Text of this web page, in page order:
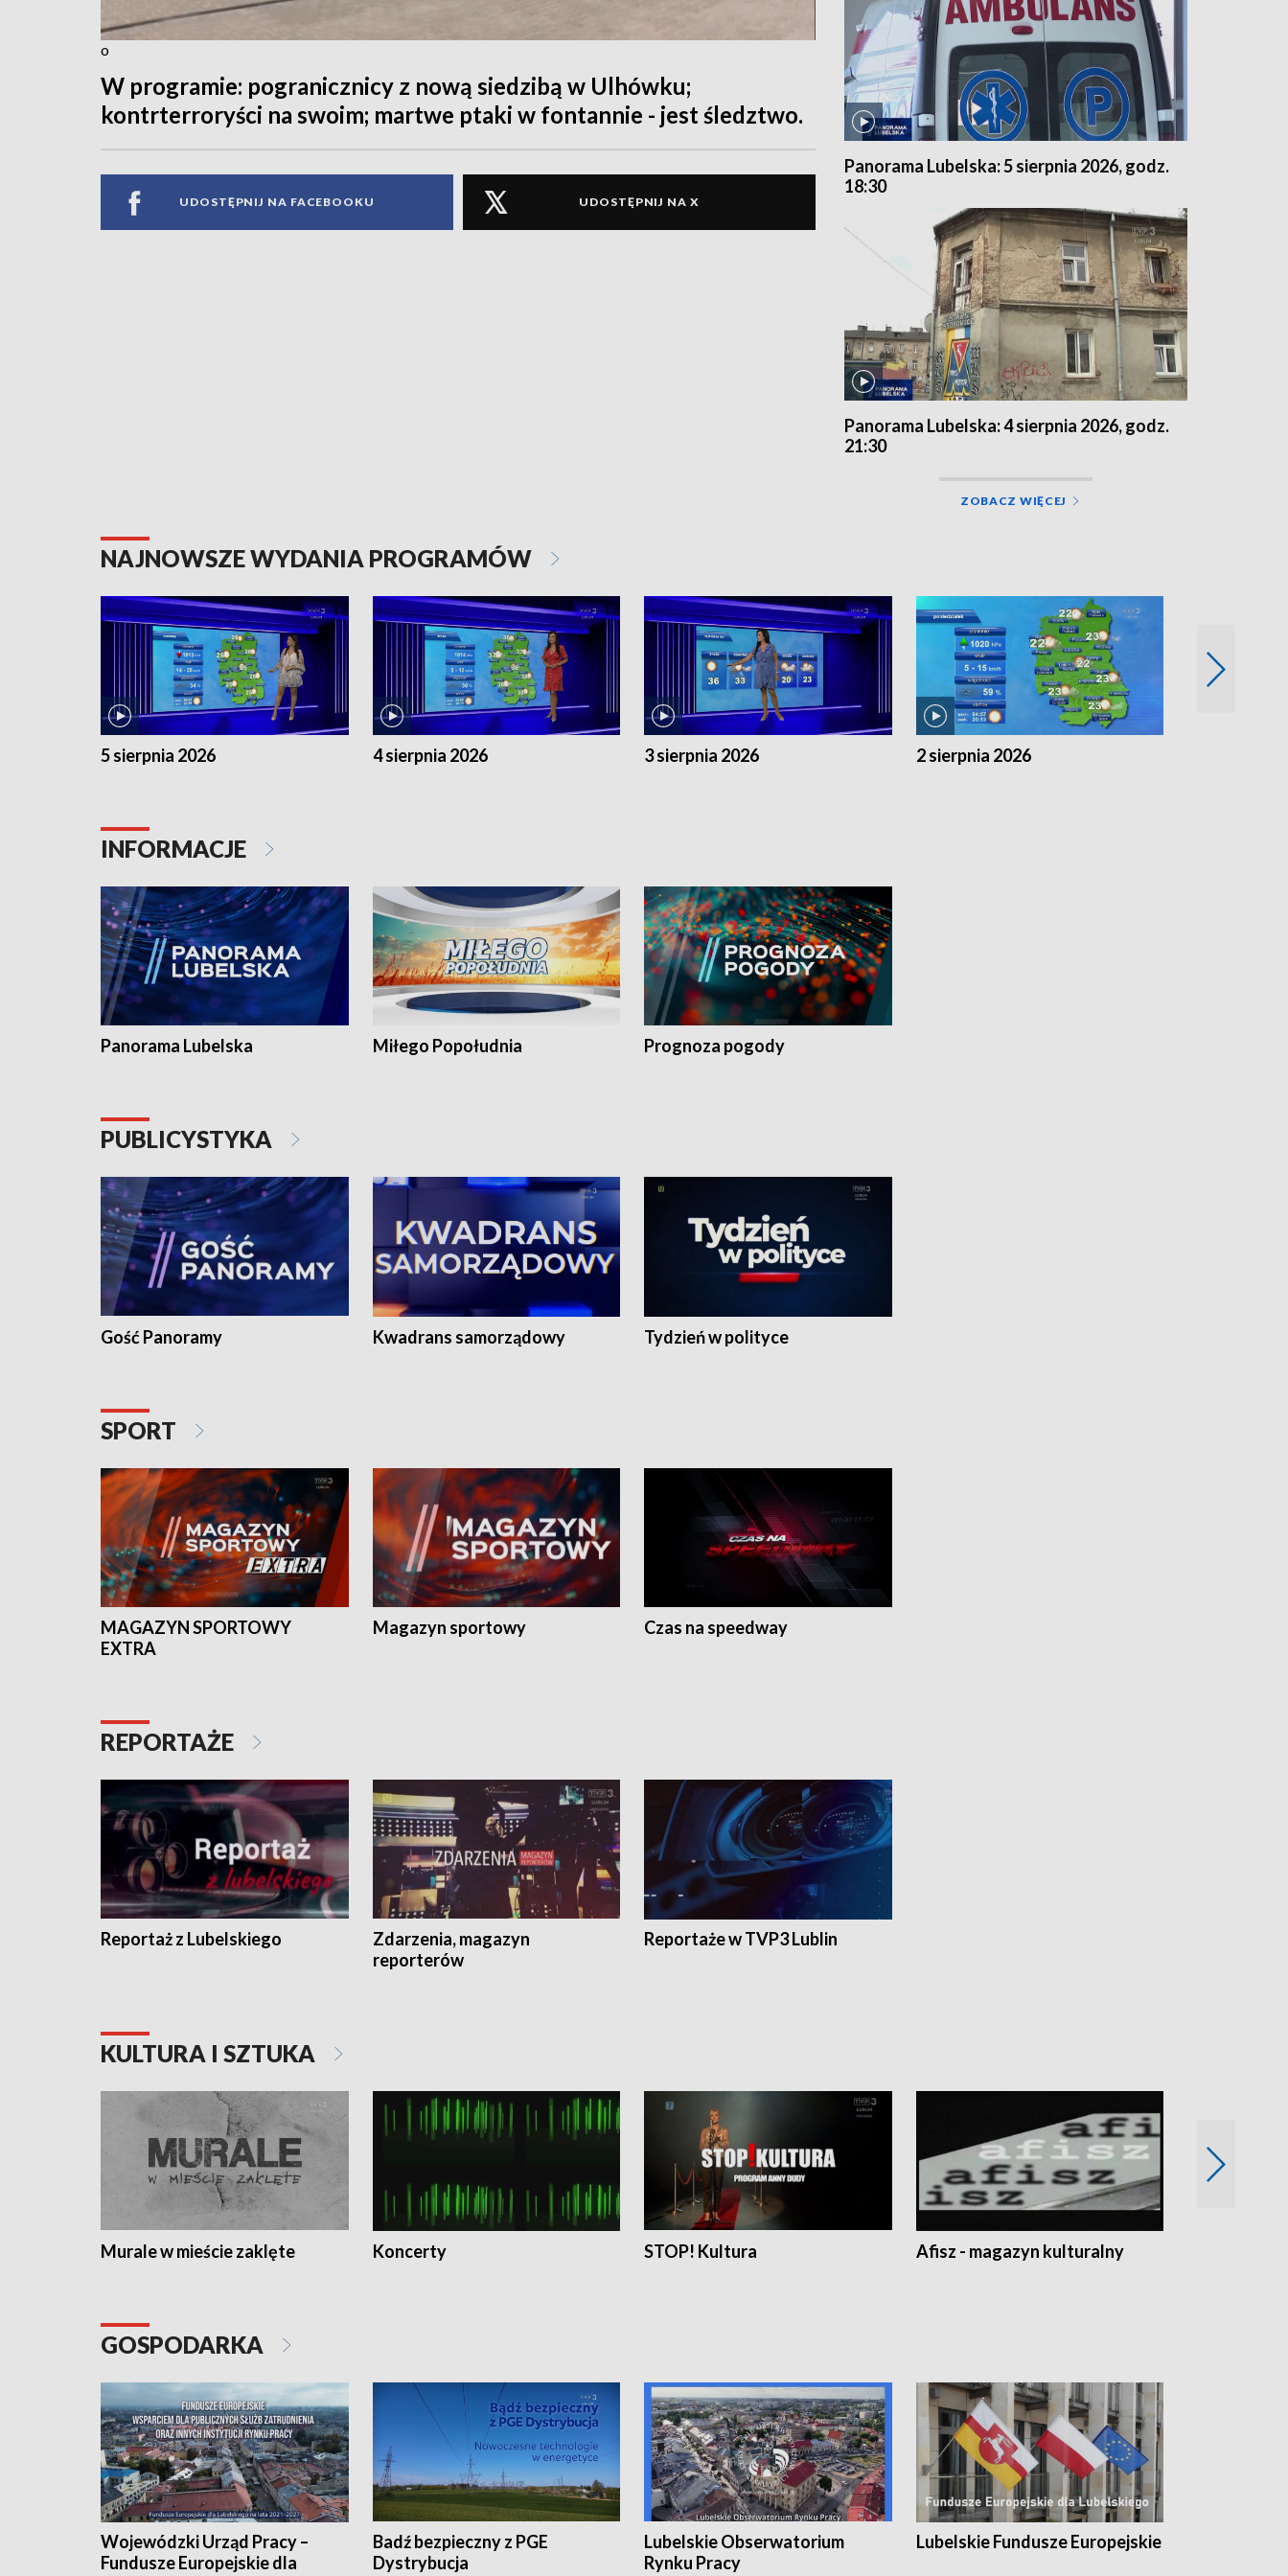
o
W programie: pogranicznicy z nową siedzibą w Ulhówku;
kontrterroryści na swoim; martwe ptaki w fontannie - jest śledztwo.
UDOSTĘPNIJ NA FACEBOOKU UDOSTĘPNIJ NA X
Panorama Lubelska: 5 sierpnia 2026, godz.
18:30
Panorama Lubelska: 4 sierpnia 2026, godz.
21:30
ZOBACZ WIĘCEJ
NAJNOWSZE WYDANIA PROGRAMÓW
5 sierpnia 2026 4 sierpnia 2026 3 sierpnia 2026 2 sierpnia 2026
INFORMACJE
Panorama Lubelska Miłego Popołudnia Prognoza pogody
PUBLICYSTYKA
Gość Panoramy Kwadrans samorządowy Tydzień w polityce
SPORT
MAGAZYN SPORTOWY
EXTRA
Magazyn sportowy Czas na speedway
REPORTAŻE
Reportaż z Lubelskiego
Zdarzenia, magazyn
reporterów
Reportaże w TVP3 Lublin
KULTURA I SZTUKA
Murale w mieście zaklęte Koncerty STOP! Kultura Afisz - magazyn kulturalny
GOSPODARKA
Wojewódzki Urząd Pracy –
Fundusze Europejskie dla
Badź bezpieczny z PGE
Dystrybucja
Lubelskie Obserwatorium
Rynku Pracy
Lubelskie Fundusze Europejskie